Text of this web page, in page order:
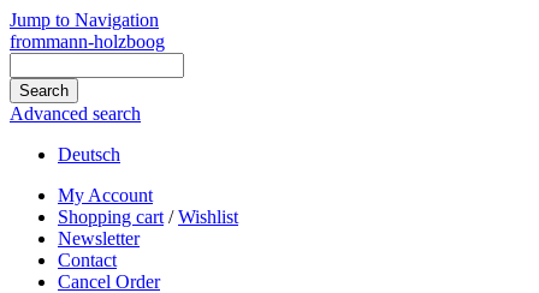
Jump to Navigation
frommann-holzboog
Advanced search
Deutsch
My Account
Shopping cart /Wishlist
Newsletter
Contact
Cancel Order